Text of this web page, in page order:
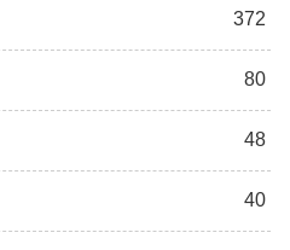
372
80
48
40